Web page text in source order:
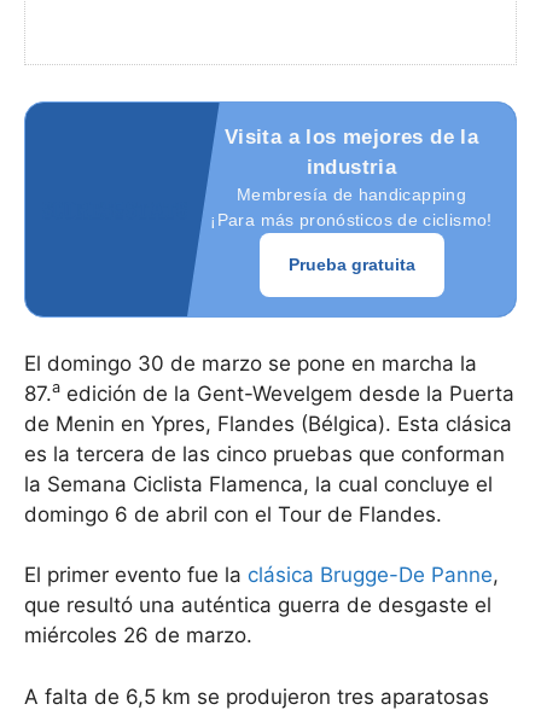
Visita a los mejores de la
industria
Membresía de handicapping
¡Para más pronósticos de ciclismo!
Prueba gratuita
El domingo 30 de marzo se pone en marcha la
87.a edición de la Gent-Wevelgem desde la Puerta
de Menin en Ypres, Flandes (Bélgica). Esta clásica
es la tercera de las cinco pruebas que conforman
la Semana Ciclista Flamenca, la cual concluye el
domingo 6 de abril con el Tour de Flandes.
El primer evento fue la clásica Brugge-De Panne,
que resultó una auténtica guerra de desgaste el
miércoles 26 de marzo.
A falta de 6,5 km se produjeron tres aparatosas